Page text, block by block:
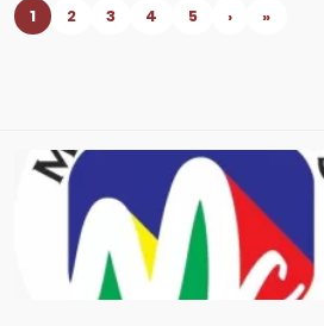
1 2 3 4 5 › »